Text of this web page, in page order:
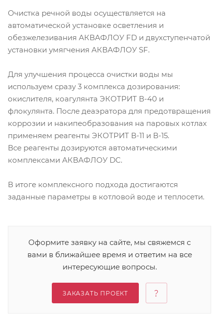
Очистка речной воды осуществляется на
автоматической установке осветления и
обезжелезивания АКВАФЛОУ FD и двухступенчатой
установки умягчения АКВАФЛОУ SF.
Для улучшения процесса очистки воды мы
используем сразу 3 комплекса дозирования:
окислителя, коагулянта ЭКОТРИТ В-40 и
флокулянта. После деаэратора для предотвращения
коррозии и накипеобразования на паровых котлах
применяем реагенты ЭКОТРИТ В-11 и В-15.
Все реагенты дозируются автоматическими
комплексами АКВАФЛОУ DС.
В итоге комплексного подхода достигаются
заданные параметры в котловой воде и теплосети.
Оформите заявку на сайте, мы свяжемся с
вами в ближайшее время и ответим на все
интересующие вопросы.
ЗАКАЗАТЬ ПРОЕКТ